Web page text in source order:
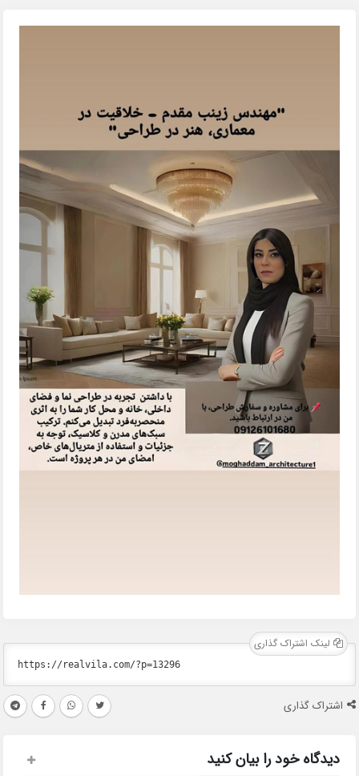
لینک اشتراک گذاری
اشتراک گذاری
دیدگاه خود را بیان کنید